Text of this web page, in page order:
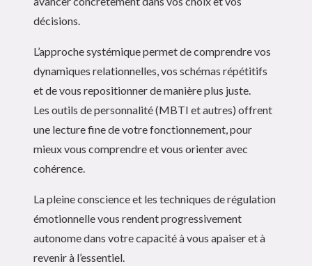
décisions.
L’approche systémique permet de comprendre vos
dynamiques relationnelles, vos schémas répétitifs
et de vous repositionner de manière plus juste.
Les outils de personnalité (MBTI et autres) offrent
une lecture fine de votre fonctionnement, pour
mieux vous comprendre et vous orienter avec
cohérence.
La pleine conscience et les techniques de régulation
émotionnelle vous rendent progressivement
autonome dans votre capacité à vous apaiser et à
revenir à l’essentiel.